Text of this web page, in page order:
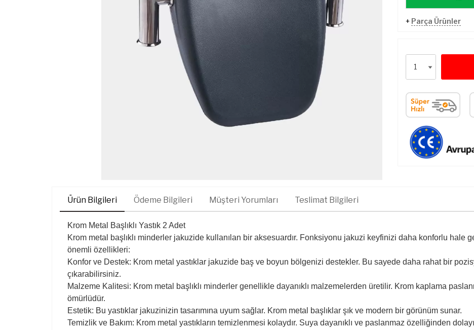
+ Parça Ürünler
Ürün Bilgileri Ödeme Bilgileri Müşteri Yorumları Teslimat Bilgileri
Krom Metal Başlıklı Yastık 2 Adet
Krom metal başlıklı minderler jakuzide kullanılan bir aksesuardır. Fonksiyonu jakuzi keyfinizi daha konforlu hale
önemli özellikleri:
Konfor ve Destek: Krom metal yastıklar jakuzide baş ve boyun bölgenizi destekler. Bu sayede daha rahat bir
çıkarabilirsiniz.
Malzeme Kalitesi: Krom metal başlıklı minderler genellikle dayanıklı malzemelerden üretilir. Krom kaplama
ömürlüdür.
Estetik: Bu yastıklar jakuzinizin tasarımına uyum sağlar. Krom metal başlıklar şık ve modern bir görünüm sunar.
Temizlik ve Bakım: Krom metal yastıkların temizlenmesi kolaydır. Suya dayanıklı ve paslanmaz özelliğinden